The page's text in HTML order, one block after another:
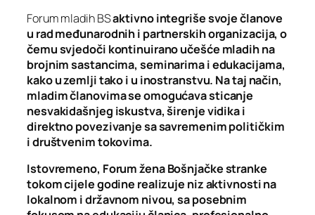
Forum mladih BSaktivno integriše svoje članove
u rad međunarodnih i partnerskih organizacija, o
čemu svjedoči kontinuirano učešće mladih na
brojnim sastancima, seminarima i edukacijama,
kako u zemlji tako i u inostranstvu. Na taj način,
mladim članovima se omogućava sticanje
nesvakidašnjeg iskustva, širenje vidika i
direktno povezivanje sa savremenim političkim
i društvenim tokovima.
Istovremeno, Forum žena Bošnjačke stranke
tokom cijele godine realizuje niz aktivnosti na
lokalnom i državnom nivou, sa posebnim